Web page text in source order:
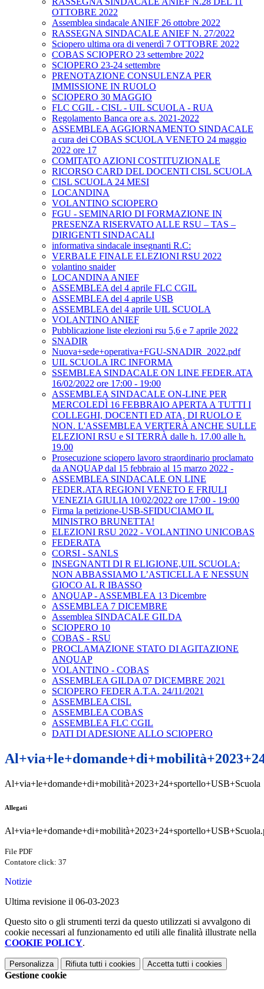
OTTOBRE 2022
Assemblea sindacale ANIEF 26 ottobre 2022
RASSEGNA SINDACALE ANIEF N. 27/2022
Sciopero ultima ora di venerdì 7 OTTOBRE 2022
COBAS SCIOPERO 23 settembre 2022
SCIOPERO 23-24 settembre
PRENOTAZIONE CONSULENZA PER
IMMISSIONE IN RUOLO
SCIOPERO 30 MAGGIO
FLC CGIL - CISL - UIL SCUOLA - RUA
Regolamento Banca ore a.s. 2021-2022
ASSEMBLEA AGGIORNAMENTO SINDACALE
a cura dei COBAS SCUOLA VENETO 24 maggio
2022 ore 17
COMITATO AZIONI COSTITUZIONALE
RICORSO CARD DEL DOCENTI CISL SCUOLA
CISL SCUOLA 24 MESI
LOCANDINA
VOLANTINO SCIOPERO
FGU - SEMINARIO DI FORMAZIONE IN
PRESENZA RISERVATO ALLE RSU – TAS –
DIRIGENTI SINDACALI
informativa sindacale insegnanti R.C:
VERBALE FINALE ELEZIONI RSU 2022
volantino snaider
LOCANDINA ANIEF
ASSEMBLEA del 4 aprile FLC CGIL
ASSEMBLEA del 4 aprile USB
ASSEMBLEA del 4 aprile UIL SCUOLA
VOLANTINO ANIEF
Pubblicazione liste elezioni rsu 5,6 e 7 aprile 2022
SNADIR
Nuova+sede+operativa+FGU-SNADIR_2022.pdf
UIL SCUOLA IRC INFORMA
SSEMBLEA SINDACALE ON LINE FEDER.ATA
16/02/2022 ore 17:00 - 19:00
ASSEMBLEA SINDACALE ON-LINE PER
MERCOLEDÌ 16 FEBBRAIO APERTA A TUTTI I
COLLEGHI, DOCENTI ED ATA, DI RUOLO E
NON. L'ASSEMBLEA VERTERÀ ANCHE SULLE
ELEZIONI RSU e SI TERRÀ dalle h. 17.00 alle h.
19.00
Prosecuzione sciopero lavoro straordinario proclamato
da ANQUAP dal 15 febbraio al 15 marzo 2022 -
ASSEMBLEA SINDACALE ON LINE
FEDER.ATA REGIONI VENETO E FRIULI
VENEZIA GIULIA 10/02/2022 ore 17:00 - 19:00
Firma la petizione-USB-SFIDUCIAMO IL
MINISTRO BRUNETTA!
ELEZIONI RSU 2022 - VOLANTINO UNICOBAS
FEDERATA
CORSI - SANLS
INSEGNANTI DI R ELIGIONE,UIL SCUOLA:
NON ABBASSIAMO L’ASTICELLA E NESSUN
GIOCO AL R IBASSO
ANQUAP - ASSEMBLEA 13 Dicembre
ASSEMBLEA 7 DICEMBRE
Assemblea SINDACALE GILDA
SCIOPERO 10
COBAS - RSU
PROCLAMAZIONE STATO DI AGITAZIONE
ANQUAP
VOLANTINO - COBAS
ASSEMBLEA GILDA 07 DICEMBRE 2021
SCIOPERO FEDER A.T.A. 24/11/2021
ASSEMBLEA CISL
ASSEMBLEA COBAS
ASSEMBLEA FLC CGIL
DATI DI ADESIONE ALLO SCIOPERO
Al+via+le+domande+di+mobilità+2023+24+sportello+USB+Scuola
Allegati
File PDF
Contatore click: 37
Notizie
Ultima revisione il 06-03-2023
Questo sito o gli strumenti terzi da questo utilizzati si avvalgono di
cookie necessari al funzionamento ed utili alle finalità illustrate nella
COOKIE POLICY.
Personalizza Rifiuta tutti i cookies Accetta tutti i cookies
Gestione cookie